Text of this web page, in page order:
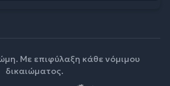
Με επιφύλαξη κάθε νόμιμου
δικαιώματος.